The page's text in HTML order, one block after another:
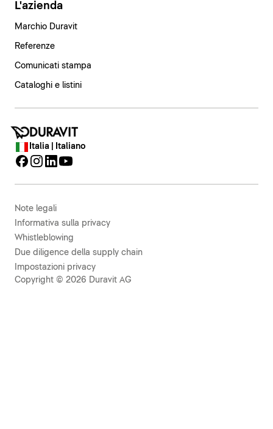
L'azienda
Marchio Duravit
Referenze
Comunicati stampa
Cataloghi e listini
Italia | Italiano
Note legali
Informativa sulla privacy
Whistleblowing
Due diligence della supply chain
Impostazioni privacy
Copyright © 2026 Duravit AG